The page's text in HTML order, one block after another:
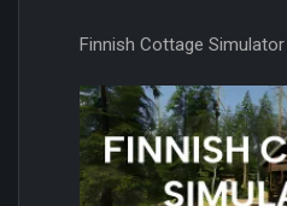
Finnish Cottage